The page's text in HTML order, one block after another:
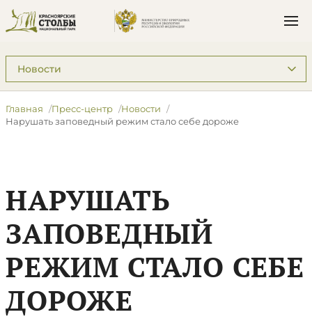
Подразделы: Пресс-центр
Главная Пресс-центр
Новости
Нарушать заповедный режим стало себе дороже
НАРУШАТЬ
ЗАПОВЕДНЫЙ
РЕЖИМ СТАЛО СЕБЕ
ДОРОЖЕ